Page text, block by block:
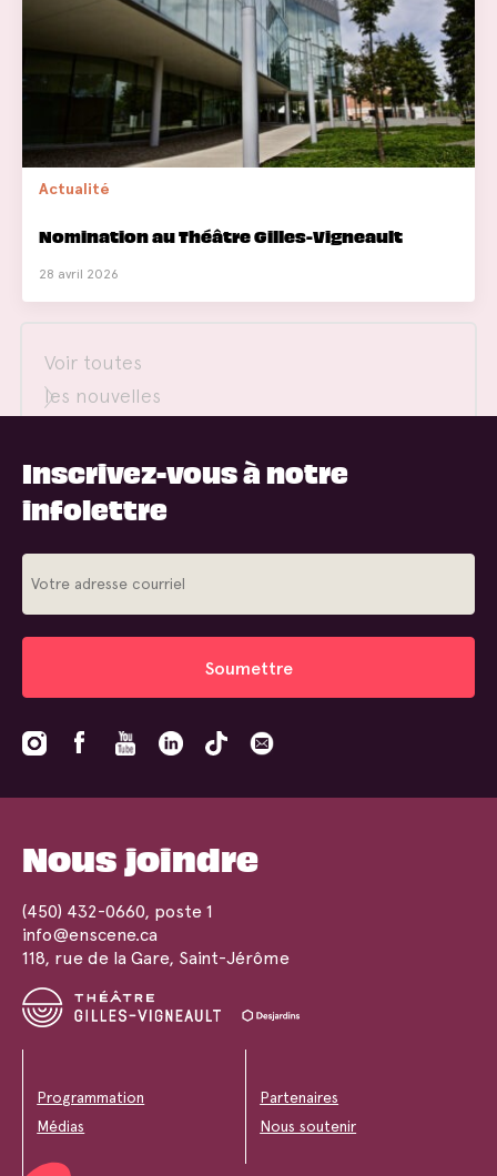
Actualité
Nomination au Théâtre Gilles-Vigneault
28 avril 2026
Voir toutes
les nouvelles
Inscrivez-vous à notre
infolettre
Soumettre
Nous joindre
(450) 432-0660, poste 1
info@enscene.ca
118, rue de la Gare, Saint-Jérôme
Programmation
Médias
Partenaires
Nous soutenir